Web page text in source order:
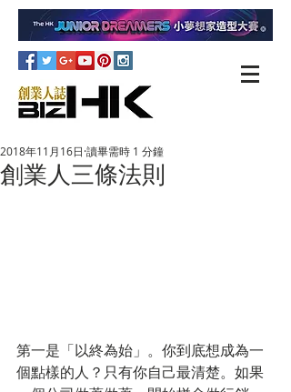
創業人三條法則
2018年11月16日 讀畢需時 1 分鐘
第一是「以終為始」。你到底想成為一
個點樣的人？只有你自己最清楚。如果